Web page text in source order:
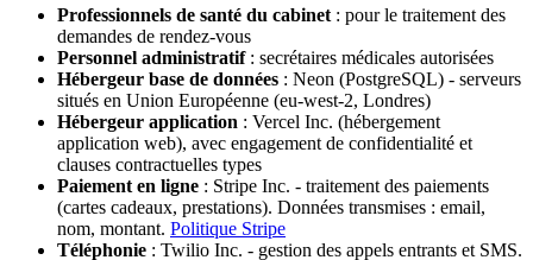
Professionnels de santé du cabinet : pour le traitement des
demandes de rendez-vous
Personnel administratif: secrétaires médicales autorisées
Hébergeur base de données : Neon (PostgreSQL) - serveurs
situés en Union Européenne (eu-west-2, Londres)
Hébergeur application : Vercel Inc. (hébergement
application web), avec engagement de confidentialité et
clauses contractuelles types
Paiement en ligne : Stripe Inc. - traitement des paiements
(cartes cadeaux, prestations). Données transmises : email,
nom, montant. Politique Stripe
Téléphonie : Twilio Inc. - gestion des appels entrants et SMS.